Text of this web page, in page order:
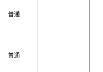
普通
普通